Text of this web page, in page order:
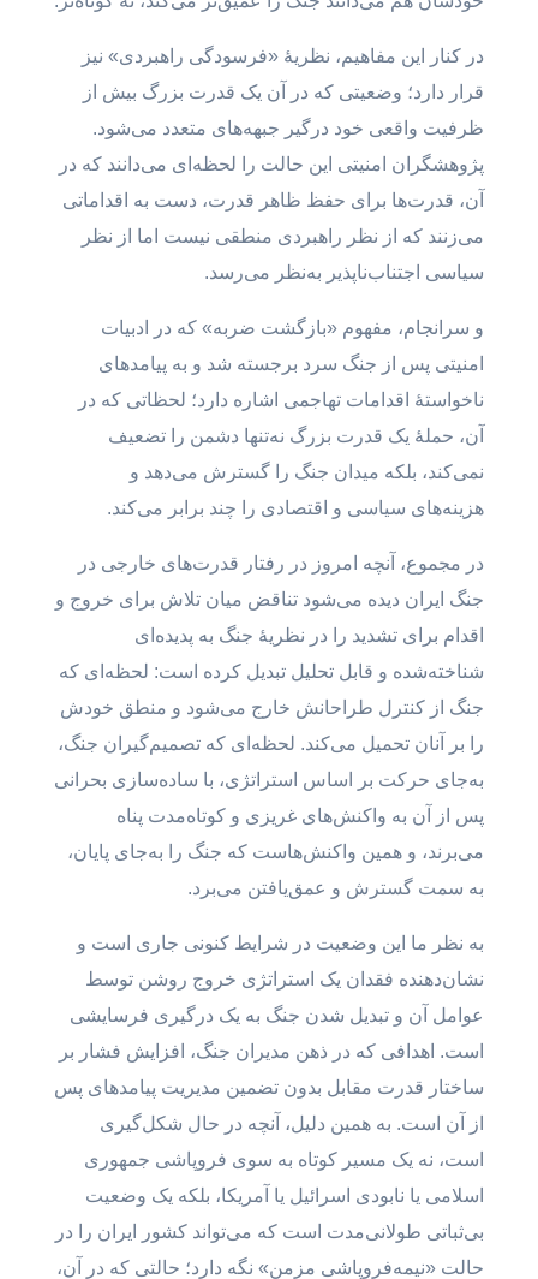
در کنار این مفاهیم، نظریهٔ «فرسودگی راهبردی» نیز
قرار دارد؛ وضعیتی که در آن یک قدرت بزرگ بیش از
ظرفیت واقعی خود درگیر جبهه‌های متعدد می‌شود.
پژوهشگران امنیتی این حالت را لحظه‌ای می‌دانند که در
آن، قدرت‌ها برای حفظ ظاهر قدرت، دست به اقداماتی
می‌زنند که از نظر راهبردی منطقی نیست اما از نظر
سیاسی اجتناب‌ناپذیر به‌نظر می‌رسد.
و سرانجام، مفهوم «بازگشت ضربه» که در ادبیات
امنیتی پس از جنگ سرد برجسته شد و به پیامدهای
ناخواستهٔ اقدامات تهاجمی اشاره دارد؛ لحظاتی که در
آن، حملهٔ یک قدرت بزرگ نه‌تنها دشمن را تضعیف
نمی‌کند، بلکه میدان جنگ را گسترش می‌دهد و
هزینه‌های سیاسی و اقتصادی را چند برابر می‌کند.
در مجموع، آنچه امروز در رفتار قدرت‌های خارجی در
جنگ ایران دیده می‌شود تناقض میان تلاش برای خروج و
اقدام برای تشدید را در نظریهٔ جنگ به پدیده‌ای
شناخته‌شده و قابل تحلیل تبدیل کرده است: لحظه‌ای که
جنگ از کنترل طراحانش خارج می‌شود و منطق خودش
را بر آنان تحمیل می‌کند. لحظه‌ای که تصمیم‌گیران جنگ،
به‌جای حرکت بر اساس استراتژی، با ساده‌سازی بحرانی
پس از آن به واکنش‌های غریزی و کوتاه‌مدت پناه
می‌برند، و همین واکنش‌هاست که جنگ را به‌جای پایان،
به سمت گسترش و عمق‌یافتن می‌برد.
به نظر ما این وضعیت در شرایط کنونی جاری است و
نشان‌دهنده فقدان یک استراتژی خروج روشن توسط
عوامل آن و تبدیل شدن جنگ به یک درگیری فرسایشی
است. اهدافی که در ذهن مدیران جنگ، افزایش فشار بر
ساختار قدرت مقابل بدون تضمین مدیریت پیامدهای پس
از آن است. به همین دلیل، آنچه در حال شکل‌گیری
است، نه یک مسیر کوتاه به سوی فروپاشی جمهوری
اسلامی یا نابودی اسرائیل یا آمریکا، بلکه یک وضعیت
بی‌ثباتی طولانی‌مدت است که می‌تواند کشور ایران را در
حالت «نیمه‌فروپاشی مزمن» نگه دارد؛ حالتی که در آن،